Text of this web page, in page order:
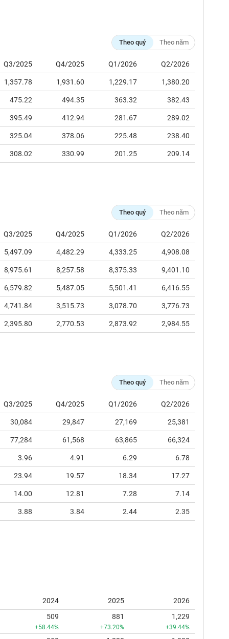
Theo quý Theo năm
Q3/2025 Q4/2025 Q1/2026 Q2/2026
1,357.78 1,931.60 1,229.17 1,380.20
475.22 494.35 363.32 382.43
395.49 412.94 281.67 289.02
325.04 378.06 225.48 238.40
308.02 330.99 201.25 209.14
Theo quý Theo năm
Q3/2025 Q4/2025 Q1/2026 Q2/2026
5,497.09 4,482.29 4,333.25 4,908.08
8,975.61 8,257.58 8,375.33 9,401.10
6,579.82 5,487.05 5,501.41 6,416.55
4,741.84 3,515.73 3,078.70 3,776.73
2,395.80 2,770.53 2,873.92 2,984.55
Theo quý Theo năm
Q3/2025 Q4/2025 Q1/2026 Q2/2026
30,084 29,847 27,169 25,381
77,284 61,568 63,865 66,324
3.96 4.91 6.29 6.78
23.94 19.57 18.34 17.27
14.00 12.81 7.28 7.14
3.88 3.84 2.44 2.35
2024 2025
2026
509
+58.44%
881
+73.20%
1,229
+39.44%